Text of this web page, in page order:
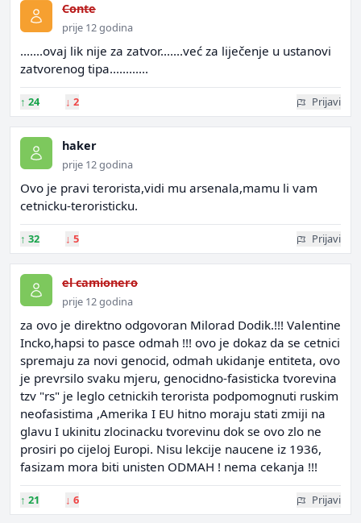
Conte
prije 12 godina
.......ovaj lik nije za zatvor.......već za liječenje u ustanovi
zatvorenog tipa............
↑ 24 ↓ 2 Prijavi
haker
prije 12 godina
Ovo je pravi terorista,vidi mu arsenala,mamu li vam
cetnicku-teroristicku.
↑ 32 ↓ 5 Prijavi
el camionero
prije 12 godina
za ovo je direktno odgovoran Milorad Dodik.!!! Valentine
Incko,hapsi to pasce odmah !!! ovo je dokaz da se cetnici
spremaju za novi genocid, odmah ukidanje entiteta, ovo
je prevrsilo svaku mjeru, genocidno-fasisticka tvorevina
tzv "rs" je leglo cetnickih terorista podpomognuti ruskim
neofasistima ,Amerika I EU hitno moraju stati zmiji na
glavu I ukinitu zlocinacku tvorevinu dok se ovo zlo ne
prosiri po cijeloj Europi. Nisu lekcije naucene iz 1936,
fasizam mora biti unisten ODMAH ! nema cekanja !!!
↑ 21 ↓ 6 Prijavi